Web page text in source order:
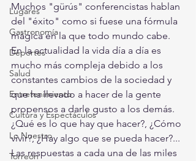
Lugares
Gastronomía
Deportes
Salud
Entretenimiento
Cultura y Espectáculos
Lo Nuestro
Torreón
Muchos "gürús" conferencistas hablan
del "éxito" como si fuese una fórmula
mágica en la que todo mundo cabe.
En la actualidad la vida día a día es
mucho más compleja debido a los
constantes cambios de la sociedad y
que ha llevado a hacer de la gente
propensos a darle gusto a los demás.
¿Qué es lo que hay que hacer?, ¿Cómo
vivir?, ¿Hay algo que se pueda hacer?...
Las respuestas a cada una de las miles